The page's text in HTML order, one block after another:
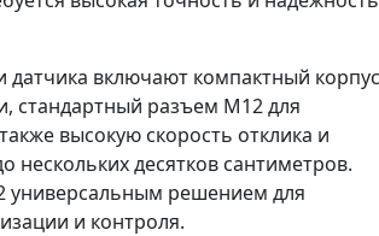
датчика включают компактный корпус
стандартный разъем M12 для
высокую скорость отклика и
нескольких десятков сантиметров.
универсальным решением для
и контроля.